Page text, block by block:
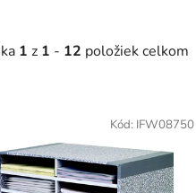
1 z 1 - 12 položiek celkom
Kód: IFW08750